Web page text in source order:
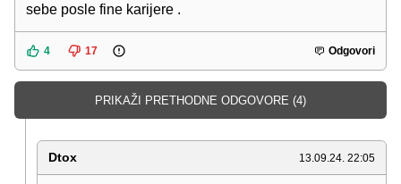
sebe posle fine karijere .
4 17 Odgovori
PRIKAŽI PRETHODNE ODGOVORE (4)
Dtox 13.09.24. 22:05